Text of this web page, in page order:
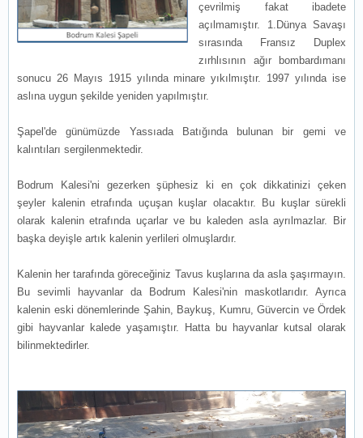
çevrilmiş fakat ibadete
açılmamıştır. 1.Dünya Savaşı
sırasında Fransız Duplex
zırhlısının ağır bombardımanı
sonucu 26 Mayıs 1915 yılında minare yıkılmıştır. 1997 yılında ise
aslına uygun şekilde yeniden yapılmıştır.
Şapel'de günümüzde Yassıada Batığında bulunan bir gemi ve
kalıntıları sergilenmektedir.
Bodrum Kalesi'ni gezerken şüphesiz ki en çok dikkatinizi çeken
şeyler kalenin etrafında uçuşan kuşlar olacaktır. Bu kuşlar sürekli
olarak kalenin etrafında uçarlar ve bu kaleden asla ayrılmazlar. Bir
başka deyişle artık kalenin yerlileri olmuşlardır.
Kalenin her tarafında göreceğiniz Tavus kuşlarına da asla şaşırmayın.
Bu sevimli hayvanlar da Bodrum Kalesi'nin maskotlarıdır. Ayrıca
kalenin eski dönemlerinde Şahin, Baykuş, Kumru, Güvercin ve Ördek
gibi hayvanlar kalede yaşamıştır. Hatta bu hayvanlar kutsal olarak
bilinmektedirler.